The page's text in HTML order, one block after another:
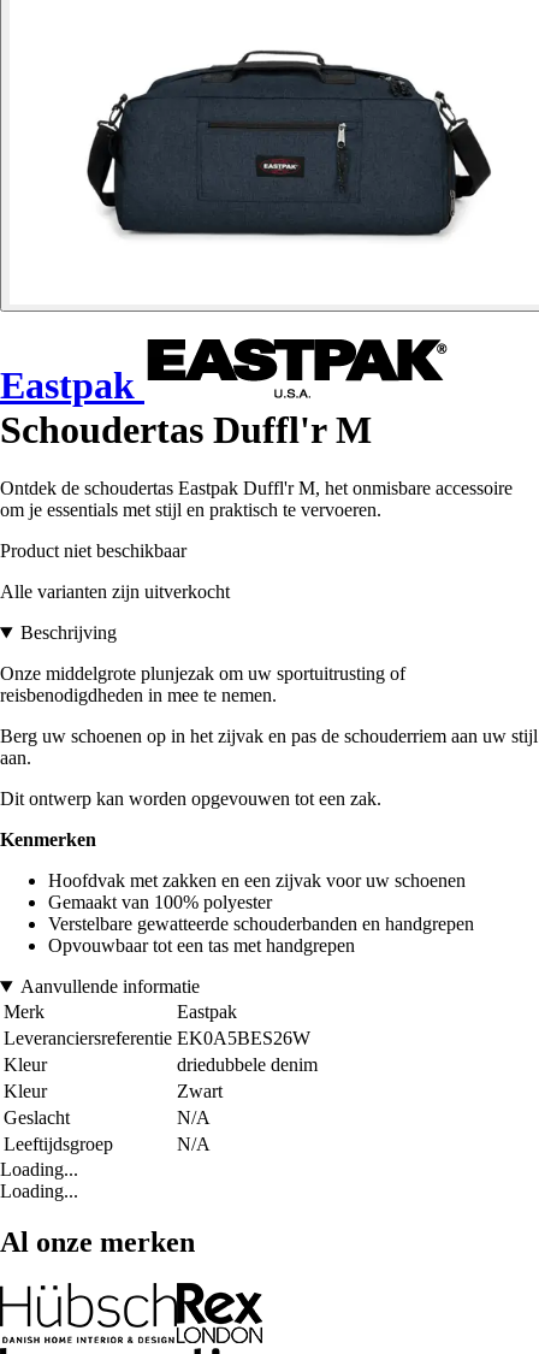
Eastpak
Schoudertas Duffl'r M
Ontdek de schoudertas Eastpak Duffl'r M, het onmisbare accessoire
om je essentials met stijl en praktisch te vervoeren.
Product niet beschikbaar
Alle varianten zijn uitverkocht
Beschrijving
Onze middelgrote plunjezak om uw sportuitrusting of
reisbenodigdheden in mee te nemen.
Berg uw schoenen op in het zijvak en pas de schouderriem aan uw stijl
aan.
Dit ontwerp kan worden opgevouwen tot een zak.
Kenmerken
Hoofdvak met zakken en een zijvak voor uw schoenen
Gemaakt van 100% polyester
Verstelbare gewatteerde schouderbanden en handgrepen
Opvouwbaar tot een tas met handgrepen
Aanvullende informatie
Merk
Eastpak
Leveranciersreferentie EK0A5BES26W
Kleur
driedubbele denim
Kleur
Zwart
Geslacht
N/A
Leeftijdsgroep
N/A
Loading...
Loading...
Al onze merken